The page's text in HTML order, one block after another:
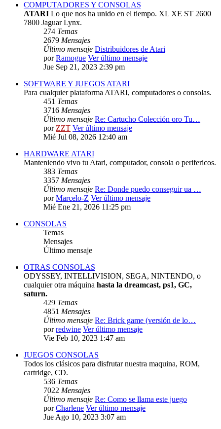
COMPUTADORES Y CONSOLAS
ATARI Lo que nos ha unido en el tiempo. XL XE ST 2600
7800 Jaguar Lynx.
274 Temas
2679 Mensajes
Último mensaje Distribuidores de Atari
porRamogue Ver último mensaje
Jue Sep 21, 2023 2:39 pm
SOFTWARE Y JUEGOS ATARI
Para cualquier plataforma ATARI, computadores o consolas.
451 Temas
3716 Mensajes
Último mensaje Re: Cartucho Colección oro Tu…
porZZT Ver último mensaje
Mié Jul 08, 2026 12:40 am
HARDWARE ATARI
Manteniendo vivo tu Atari, computador, consola o perifericos.
383 Temas
3357 Mensajes
Último mensaje Re: Donde puedo conseguir ua …
porMarcelo-Z Ver último mensaje
Mié Ene 21, 2026 11:25 pm
CONSOLAS
Temas
Mensajes
Último mensaje
OTRAS CONSOLAS
ODYSSEY, INTELLIVISION, SEGA, NINTENDO, o
cualquier otra máquina hasta la dreamcast, ps1, GC,
saturn.
429 Temas
4851 Mensajes
Último mensaje Re: Brick game (versión de lo…
porredwine Ver último mensaje
Vie Feb 10, 2023 1:47 am
JUEGOS CONSOLAS
Todos los clásicos para disfrutar nuestra maquina, ROM,
cartridge, CD.
536 Temas
7022 Mensajes
Último mensaje Re: Como se llama este juego
porCharlene Ver último mensaje
Jue Ago 10, 2023 3:07 am